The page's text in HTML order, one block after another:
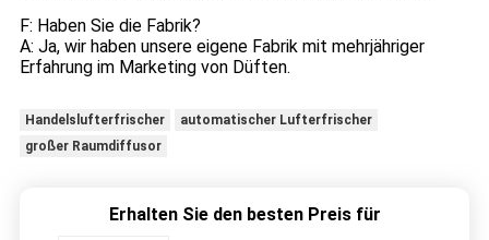
F: Haben Sie die Fabrik?
A: Ja, wir haben unsere eigene Fabrik mit mehrjähriger
Erfahrung im Marketing von Düften.
Handelslufterfrischer
automatischer Lufterfrischer
großer Raumdiffusor
Erhalten Sie den besten Preis für